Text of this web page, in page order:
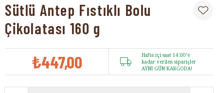
Sütlü Antep Fıstıklı Bolu
Çikolatası 160 g
₺447,00
Hafta içi saat 14:00’e
kadar verilen siparişler
AYNI GÜN KARGODA!